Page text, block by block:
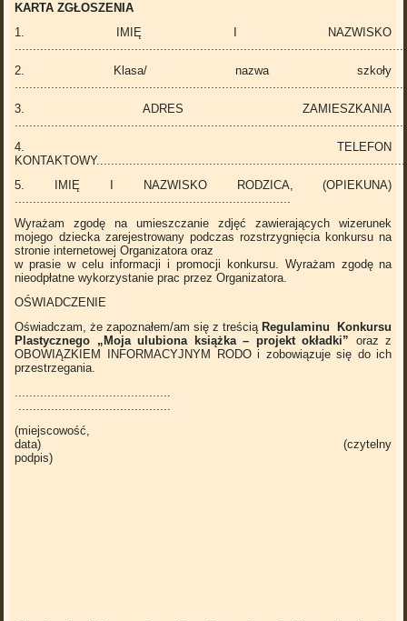
KARTA ZGŁOSZENIA
1. IMIĘ I NAZWISKO
2. Klasa/ nazwa szkoły
3. ADRES ZAMIESZKANIA
4. TELEFON
5. IMIĘ I NAZWISKO RODZICA, (OPIEKUNA)
Wyrażam zgodę na umieszczanie zdjęć zawierających wizerunek
mojego dziecka zarejestrowany podczas rozstrzygnięcia konkursu na
stronie internetowej Organizatora oraz
w prasie w celu informacji i promocji konkursu. Wyrażam zgodę na
nieodpłatne wykorzystanie prac przez Organizatora.
OŚWIADCZENIE
Oświadczam, że zapoznałem/am się z treściąRegulaminu Konkursu
Plastycznego „Moja ulubiona książka – projekt okładki” oraz z
OBOWIĄZKIEM INFORMACYJNYM RODO i zobowiązuje się do ich
przestrzegania.
(miejscowość,
data) (czytelny
podpis)